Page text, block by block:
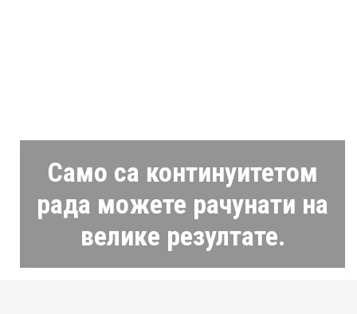
Само са континуитетом
рада можете рачунати на
велике резултате.